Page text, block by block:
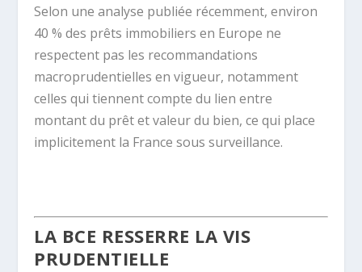
Selon une analyse publiée récemment, environ
40 % des prêts immobiliers en Europe ne
respectent pas les recommandations
macroprudentielles en vigueur, notamment
celles qui tiennent compte du lien entre
montant du prêt et valeur du bien, ce qui place
implicitement la France sous surveillance.
LA BCE RESSERRE LA VIS
PRUDENTIELLE